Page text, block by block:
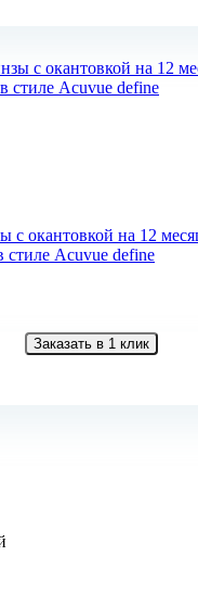
с окантовкой на 12
стиле Acuvue define
Заказать в 1 клик